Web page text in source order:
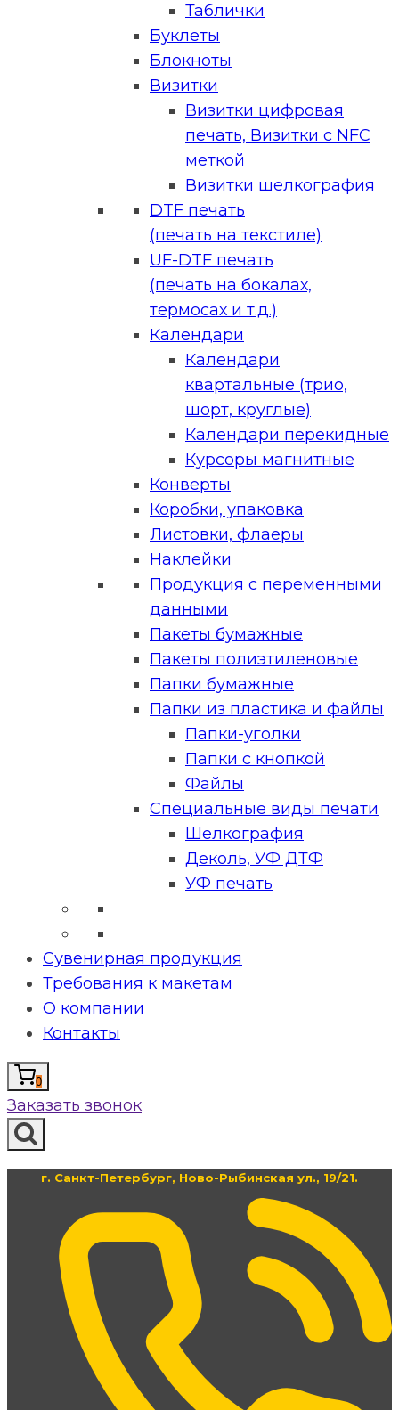
Таблички
Буклеты
Блокноты
Визитки
Визитки цифровая
печать, Визитки с NFC
меткой
Визитки шелкография
DTF печать
(печать на текстиле)
UF-DTF печать
(печать на бокалах,
термосах и т.д.)
Календари
Календари
квартальные (трио,
шорт, круглые)
Календари перекидные
Курсоры магнитные
Конверты
Коробки, упаковка
Листовки, флаеры
Наклейки
Продукция с переменными
данными
Пакеты бумажные
Пакеты полиэтиленовые
Папки бумажные
Папки из пластика и файлы
Папки-уголки
Папки с кнопкой
Файлы
Специальные виды печати
Шелкография
Деколь, УФ ДТФ
УФ печать
Сувенирная продукция
Требования к макетам
О компании
Контакты
0
Заказать звонок
г. Санкт-Петербург, Ново-Рыбинская ул., 19/21.